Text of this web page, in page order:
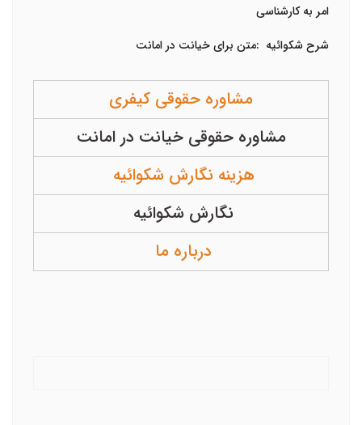
امر به کارشناسی
شرح شکوائیه :متن برای خیانت در امانت
مشاوره حقوقی کیفری
مشاوره حقوقی خیانت در امانت
هزینه نگارش شکوائیه
نگارش شکوائیه
درباره ما